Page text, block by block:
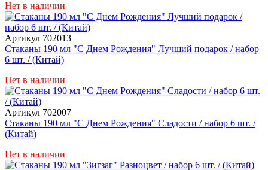
Нет в наличии
Артикул 702013
Стаканы 190 мл "С Днем Рождения" Лучший подарок / набор
6 шт. / (Китай)
Нет в наличии
Артикул 702007
Стаканы 190 мл "С Днем Рождения" Сладости / набор 6 шт. /
(Китай)
Нет в наличии